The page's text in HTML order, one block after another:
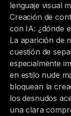
lenguaje visual
Creación de
con IA: ¿dónde
La aparición de
cuestión de
especialmente
en estilo nude
bloquean la
los desnudos
una clara